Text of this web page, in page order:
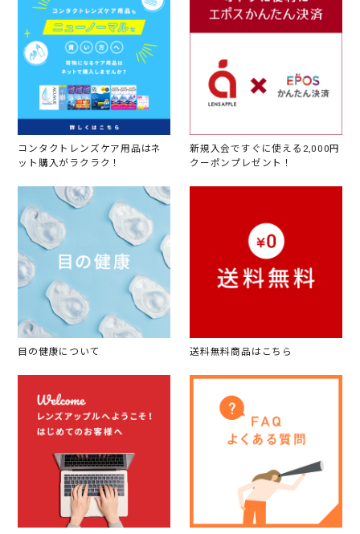
コンタクトレンズケア用品はネ
ット購入がラクラク！
新規入会ですぐに使える2,000円
クーポンプレゼント！
目の健康について 送料無料商品はこちら